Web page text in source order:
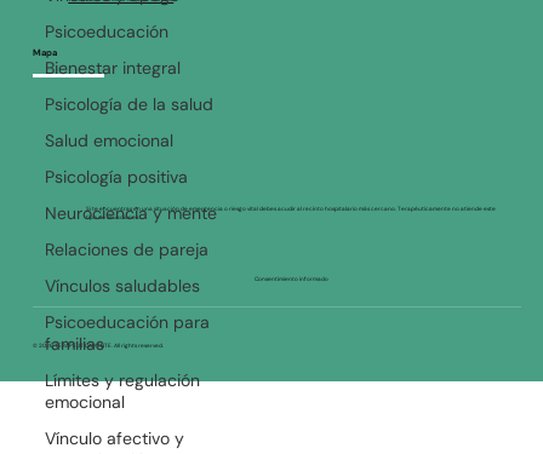
Psicoeducación
Bienestar integral
Psicología de la salud
Salud emocional
Psicología positiva
Neurociencia y mente
Relaciones de pareja
Vínculos saludables
Psicoeducación para
familias
Límites y regulación
emocional
Vínculo afectivo y
contacto@terapeuticamente.cl
Mapa